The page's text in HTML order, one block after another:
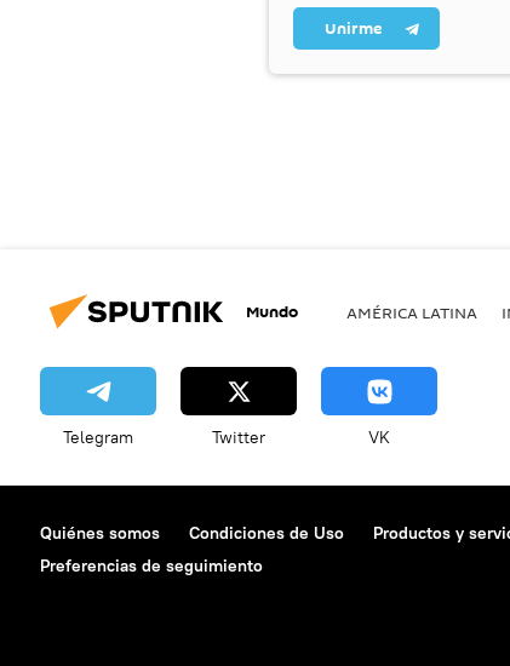
Unirme
Mundo AMÉRICA LATINA
Telegram Twitter VK
Quiénes somos Condiciones de Uso Productos y
Preferencias de seguimiento